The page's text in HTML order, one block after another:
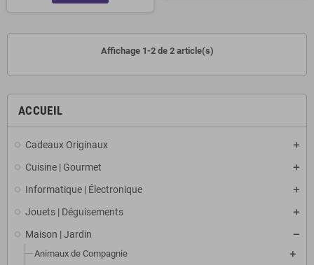
ACCUEIL
Cadeaux Originaux
Cuisine | Gourmet
Informatique | Électronique
Jouets | Déguisements
Maison | Jardin
Animaux de Compagnie
Affichage 1-2 de 2 article(s)